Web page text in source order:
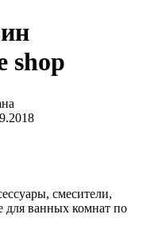
shop
смесители,
для ванных комнат по